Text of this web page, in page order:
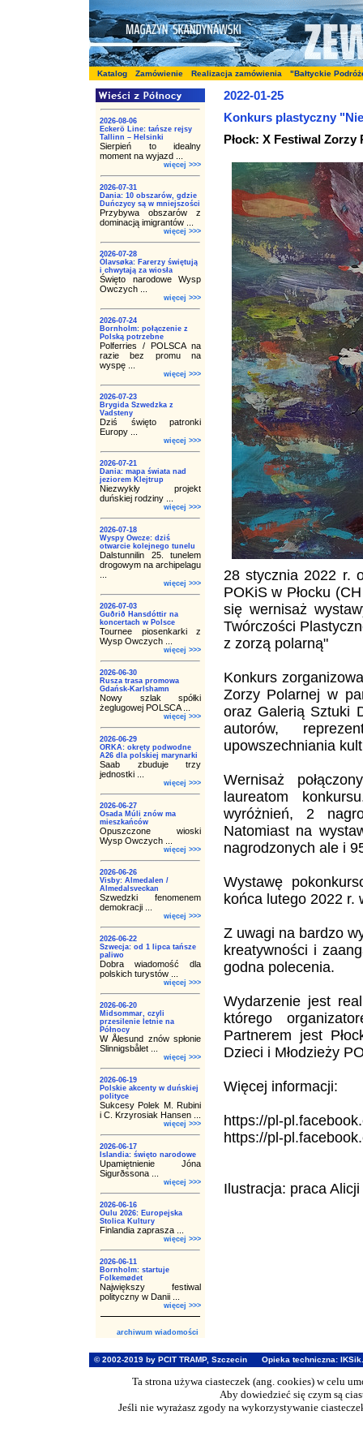
Katalog Zamówienie Realizacja zamówienia "Bałtyckie
2026-08-06
Eckerö Line: tańsze rejsy
Tallinn – Helsinki
Sierpień to idealny
moment na wyjazd ...
więcej >>>
2026-07-31
Dania: 10 obszarów, gdzie
Duńczycy są w mniejszości
Przybywa obszarów z
dominacją imigrantów ...
więcej >>>
2026-07-28
Ólavsøka: Farerzy świętują
i chwytają za wiosła
Święto narodowe Wysp
Owczych ...
więcej >>>
2026-07-24
Bornholm: połączenie z
Polską potrzebne
Polferries / POLSCA na
razie bez promu na
wyspę ...
więcej >>>
2026-07-23
Brygida Szwedzka z
Vadsteny
Dziś święto patronki
Europy ...
więcej >>>
2026-07-21
Dania: mapa świata nad
jeziorem Klejtrup
Niezwykły projekt
duńskiej rodziny ...
więcej >>>
2026-07-18
Wyspy Owcze: dziś
otwarcie kolejnego tunelu
Dalstunnilin 25. tunelem
drogowym na archipelagu
więcej >>>
2026-07-03
Guðrið Hansdóttir na
koncertach w Polsce
Tournee piosenkarki z
Wysp Owczych ...
więcej >>>
2026-06-30
Rusza trasa promowa
Gdańsk-Karlshamn
Nowy szlak spółki
żeglugowej POLSCA ...
więcej >>>
2026-06-29
ORKA: okręty podwodne
A26 dla polskiej marynarki
Saab zbuduje trzy
jednostki ...
więcej >>>
2026-06-27
Osada Múli znów ma
mieszkańców
Opuszczone wioski
Wysp Owczych ...
więcej >>>
2026-06-26
Visby: Almedalen /
Almedalsveckan
Szwedzki fenomenem
demokracji ...
więcej >>>
2026-06-22
Szwecja: od 1 lipca tańsze
paliwo
Dobra wiadomość dla
polskich turystów ...
więcej >>>
2026-06-20
Midsommar, czyli
przesilenie letnie na
Północy
W Ålesund znów spłonie
Slinnigsbålet ...
więcej >>>
2026-06-19
Polskie akcenty w duńskiej
polityce
Sukcesy Polek M. Rubini
i C. Krzyrosiak Hansen ...
więcej >>>
2026-06-17
Islandia: święto narodowe
Upamiętnienie Jóna
Sigurðssona ...
więcej >>>
2026-06-16
Oulu 2026: Europejska
Stolica Kultury
Finlandia zaprasza ...
więcej >>>
2026-06-11
Bornholm: startuje
Folkemødet
Największy festiwal
polityczny w Danii ...
więcej >>>
archiwum wiadomości
2022-01-25
Konkurs plastyczny
Płock: X Festiwal Zorzy
28 stycznia 2022 r.
POKiS w Płocku
się wernisaż
Twórczości
z zorzą polarną"
Konkurs
Zorzy Polarnej w
oraz Galerią Sztuki
autorów,
upowszechniania
Wernisaż
laureatom
wyróżnień, 2
Natomiast na
nagrodzonych ale i
Wystawę
końca lutego 2022 r.
Z uwagi na bardzo
kreatywności i
godna polecenia.
Wydarzenie jest
którego
Partnerem jest
Dzieci i Młodzieży
Więcej informacji:
https://pl-
https://pl-
Ilustracja: praca
© 2002-2019 by PCIT TRAMP, Szczecin Opieka techniczna:
Ta strona używa ciasteczek (ang. cookies) w celu
Aby dowiedzieć się czym są
Jeśli nie wyrażasz zgody na wykorzystywanie